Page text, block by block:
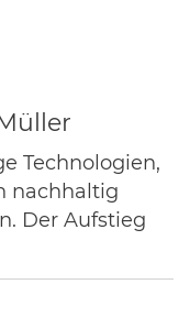
Technologien,
nachhaltig
Der Aufstieg
ohne Frage
Namen